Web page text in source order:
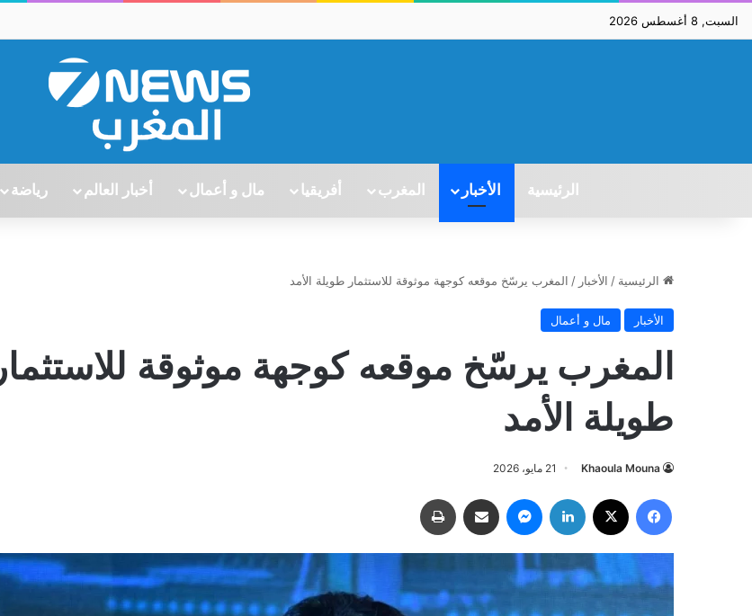
السبت, 8 أغسطس 2026
الرئيسية الأخبار المغرب أفريقيا مال و أعمال أخبار العالم رياضة
الرئيسية / الأخبار / المغرب يرسّخ موقعه كوجهة موثوقة للاستثمار طويلة الأمد
الأخبار مال و أعمال
المغرب يرسّخ موقعه كوجهة موثوقة للاستثمار
طويلة الأمد
Khaoula Mouna 21 مايو، 2026